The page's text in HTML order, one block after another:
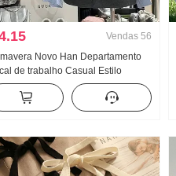
Vendas 56
Novo Han Departamento
de trabalho Casual Estilo
Feminino Elegância
Camisa Cintura alta Saia
Conjunto de duas peças